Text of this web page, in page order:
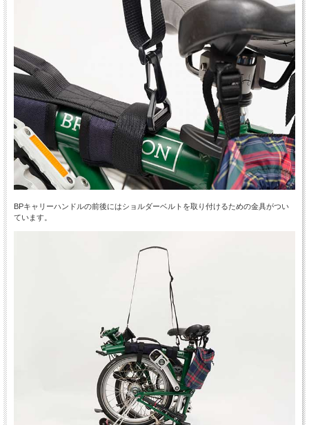
BPキャリーハンドルの前後にはショルダーベルトを取り付けるための金具がつい
ています。